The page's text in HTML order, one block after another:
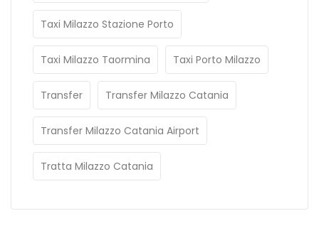
Taxi Milazzo Stazione Porto
Taxi Milazzo Taormina Taxi Porto Milazzo
Transfer Transfer Milazzo Catania
Transfer Milazzo Catania Airport
Tratta Milazzo Catania